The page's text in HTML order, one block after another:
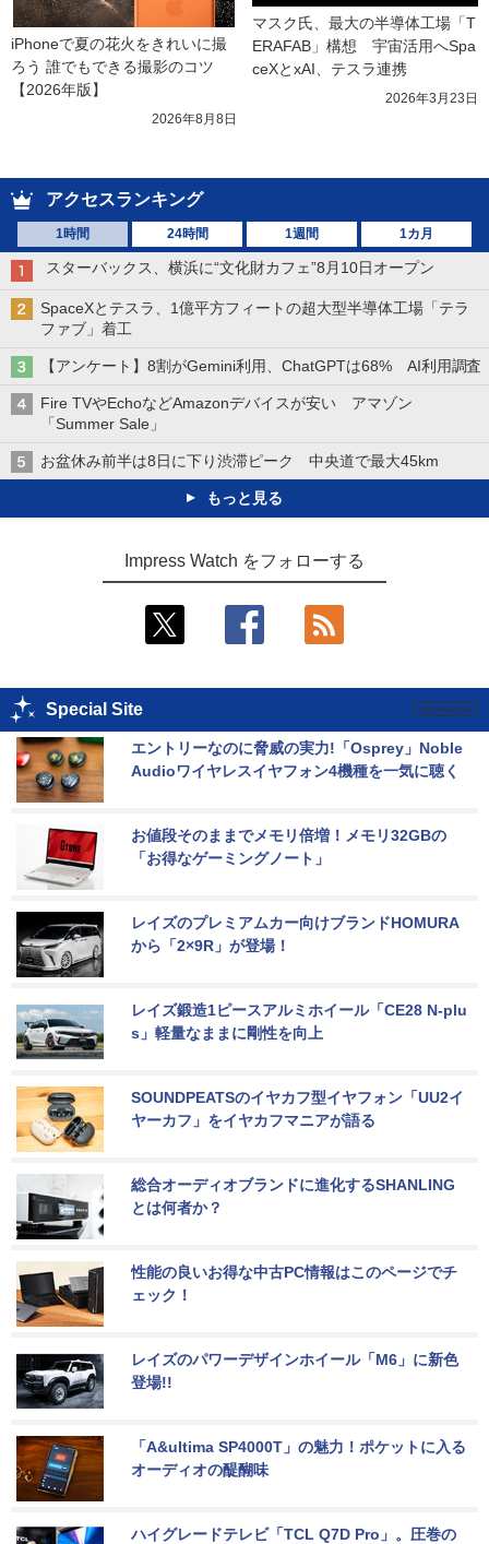
iPhoneで夏の花火をきれいに撮
ろう 誰でもできる撮影のコツ
【2026年版】
2026年8月8日
マスク氏、最大の半導体工場「T
ERAFAB」構想　宇宙活用へSpa
ceXとxAI、テスラ連携
2026年3月23日
アクセスランキング
1時間 24時間 1週間 1カ月
スターバックス、横浜に“文化財カフェ”8月10日オープン
SpaceXとテスラ、1億平方フィートの超大型半導体工場「テラ
ファブ」着工
【アンケート】8割がGemini利用、ChatGPTは68% AI利用調査
Fire TVやEchoなどAmazonデバイスが安い アマゾン
「Summer Sale」
お盆休み前半は8日に下り渋滞ピーク 中央道で最大45km
もっと見る
Impress Watch をフォローする
Special Site
エントリーなのに脅威の実力!「Osprey」Noble
Audioワイヤレスイヤフォン4機種を一気に聴く
お値段そのままでメモリ倍増！メモリ32GBの
「お得なゲーミングノート」
レイズのプレミアムカー向けブランドHOMURA
から「2×9R」が登場！
レイズ鍛造1ピースアルミホイール「CE28 N-plu
s」軽量なままに剛性を向上
SOUNDPEATSのイヤカフ型イヤフォン「UU2イ
ヤーカフ」をイヤカフマニアが語る
総合オーディオブランドに進化するSHANLING
とは何者か？
性能の良いお得な中古PC情報はこのページでチ
ェック！
レイズのパワーデザインホイール「M6」に新色
登場!!
「A&ultima SP4000T」の魅力！ポケットに入る
オーディオの醍醐味
ハイグレードテレビ「TCL Q7D Pro」。圧巻の